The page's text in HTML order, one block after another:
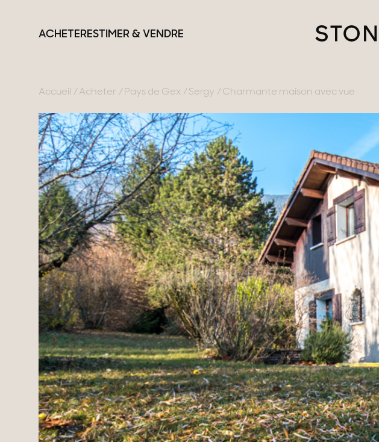
ACHETERESTIMER & VENDRE
France
Lac d'Annecy
Genevois
Pays de Gex
Montagne
Lac du Bourget
Provence
Suisse
Genève
Canton de Vaud
Alpes Suisses
Nos collections
Propriétés de caractère
Villas modernes
Appartements
Chalets
Maisons & appartements avec vues
Maisons de ville
Maisons de campagne
Domaines
Projets neufs
Réhabilitations & Terrains
Tous nos biens
Accueil Acheter Pays de Gex Sergy Charmante maison avec vue